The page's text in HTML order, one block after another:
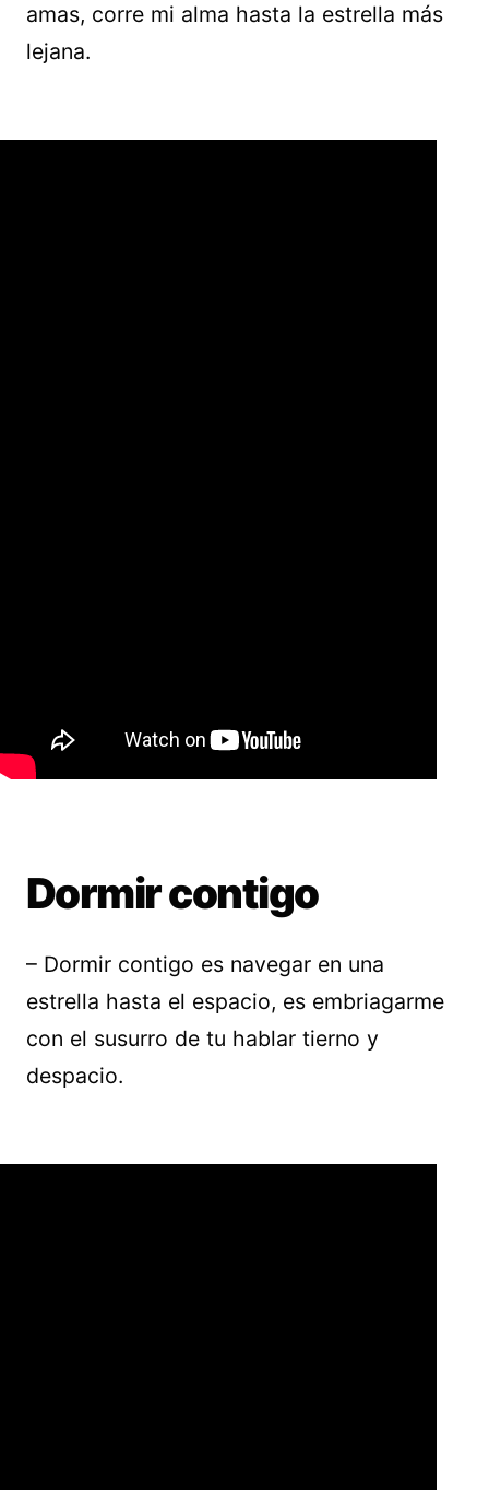
amas, corre mi alma hasta la estrella más
lejana.
Dormir contigo
– Dormir contigo es navegar en una
estrella hasta el espacio, es embriagarme
con el susurro de tu hablar tierno y
despacio.